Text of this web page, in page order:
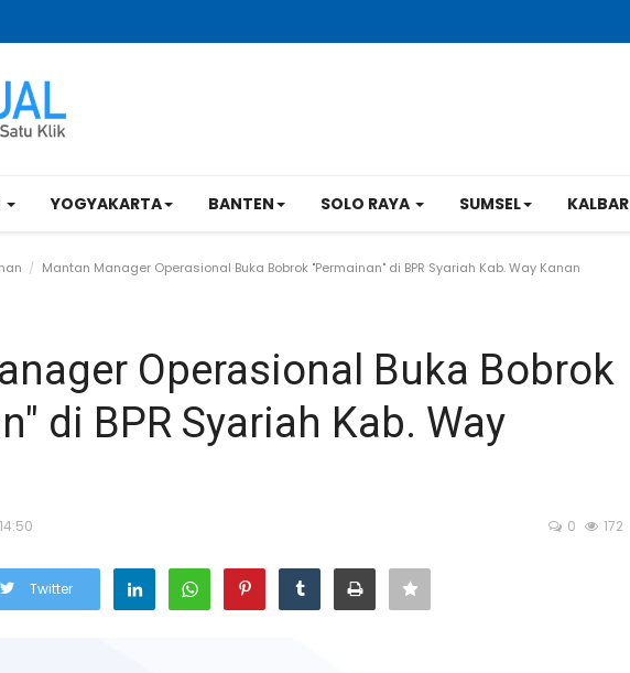
YOGYAKARTA BANTEN SOLO RAYA SUMSEL KALBAR
Mantan Manager Operasional Buka Bobrok "Permainan" di BPR Syariah Kab. Way Kanan
Operasional Buka Bobrok
di BPR Syariah Kab. Way
0 172
Twitter